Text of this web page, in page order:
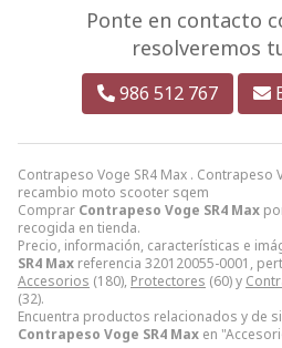
Contrapeso Voge SR4 Max . Contrapeso
recambio moto scooter sqem
Comprar Contrapeso Voge SR4 Max
recogida en tienda.
Precio, información, características e
SR4 Max referencia 320120055-0001,
Accesorios (180), Protectores (60) y
(32).
Encuentra productos relacionados y de
Contrapeso Voge SR4 Max en
Ponte en contacto
resolveremos
986 512 767